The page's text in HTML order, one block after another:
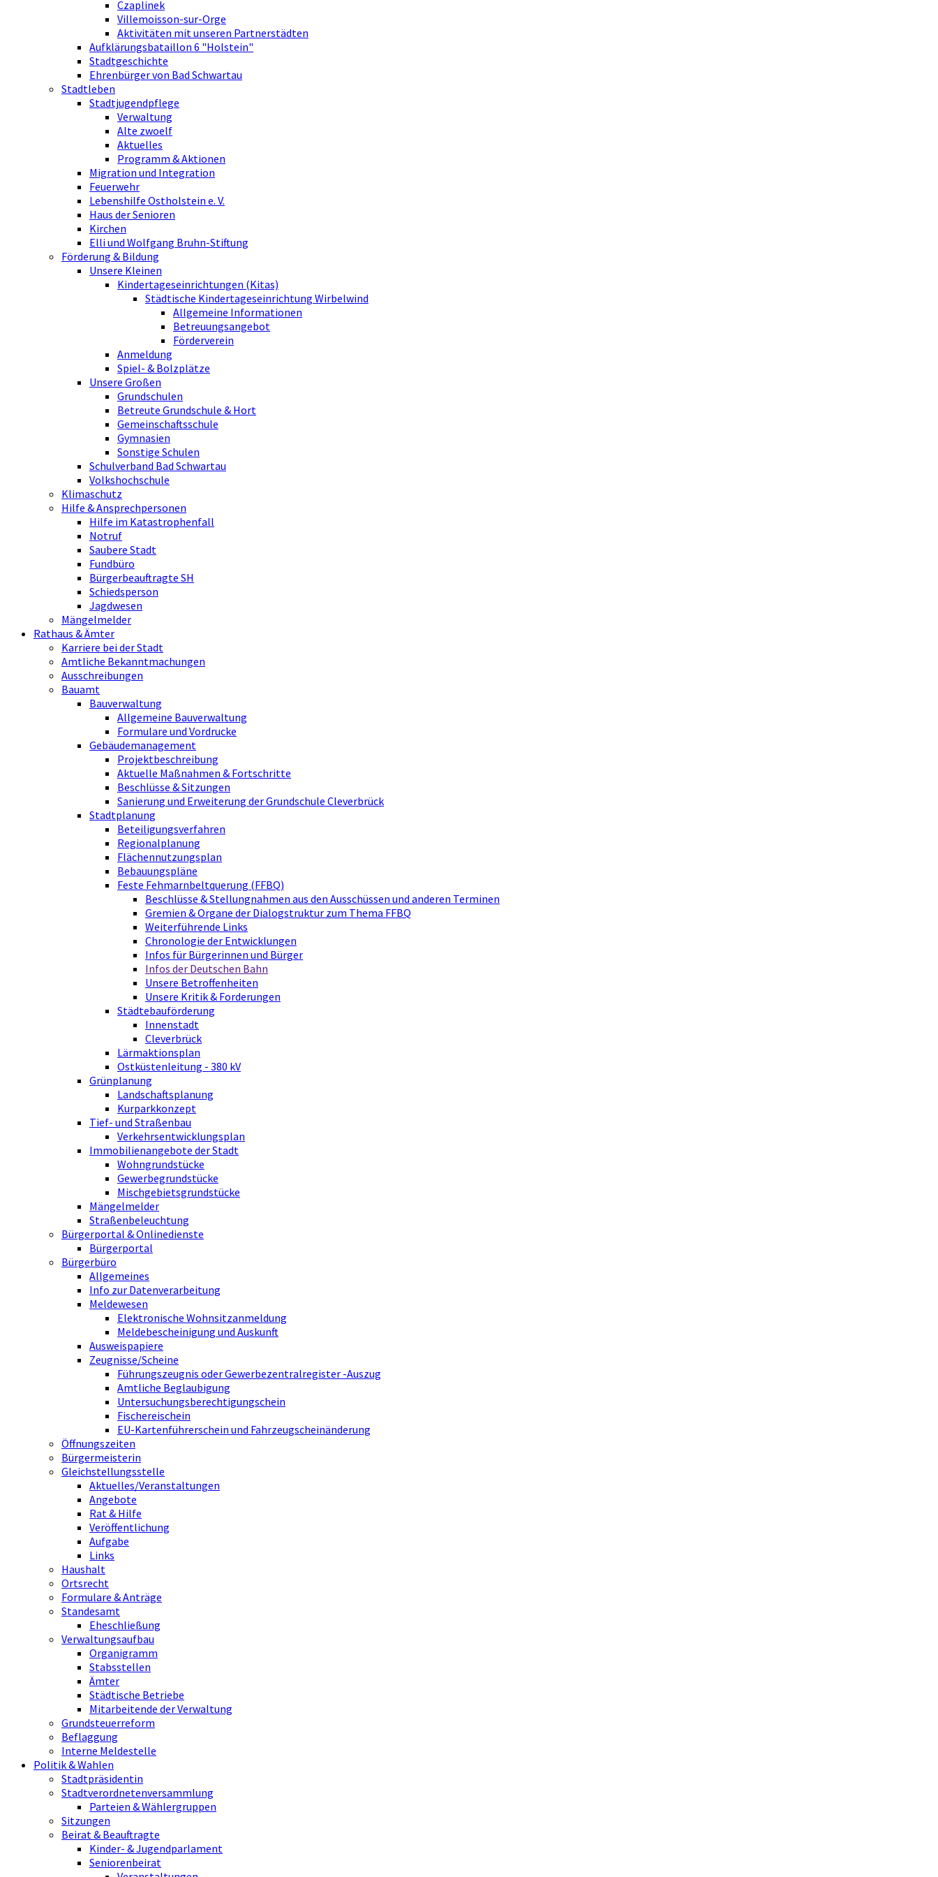
Czaplinek
Villemoisson-sur-Orge
Aktivitäten mit unseren Partnerstädten
Aufklärungsbataillon 6 "Holstein"
Stadtgeschichte
Ehrenbürger von Bad Schwartau
Stadtleben
Stadtjugendpflege
Verwaltung
Alte zwoelf
Aktuelles
Programm & Aktionen
Migration und Integration
Feuerwehr
Lebenshilfe Ostholstein e. V.
Haus der Senioren
Kirchen
Elli und Wolfgang Bruhn-Stiftung
Förderung & Bildung
Unsere Kleinen
Kindertageseinrichtungen (Kitas)
Städtische Kindertageseinrichtung Wirbelwind
Allgemeine Informationen
Betreuungsangebot
Förderverein
Anmeldung
Spiel- & Bolzplätze
Unsere Großen
Grundschulen
Betreute Grundschule & Hort
Gemeinschaftsschule
Gymnasien
Sonstige Schulen
Schulverband Bad Schwartau
Volkshochschule
Klimaschutz
Hilfe & Ansprechpersonen
Hilfe im Katastrophenfall
Notruf
Saubere Stadt
Fundbüro
Bürgerbeauftragte SH
Schiedsperson
Jagdwesen
Mängelmelder
Rathaus & Ämter
Karriere bei der Stadt
Amtliche Bekanntmachungen
Ausschreibungen
Bauamt
Bauverwaltung
Allgemeine Bauverwaltung
Formulare und Vordrucke
Gebäudemanagement
Projektbeschreibung
Aktuelle Maßnahmen & Fortschritte
Beschlüsse & Sitzungen
Sanierung und Erweiterung der Grundschule Cleverbrück
Stadtplanung
Beteiligungsverfahren
Regionalplanung
Flächennutzungsplan
Bebauungspläne
Feste Fehmarnbeltquerung (FFBQ)
Beschlüsse & Stellungnahmen aus den Ausschüssen und anderen Terminen
Gremien & Organe der Dialogstruktur zum Thema FFBQ
Weiterführende Links
Chronologie der Entwicklungen
Infos für Bürgerinnen und Bürger
Infos der Deutschen Bahn
Unsere Betroffenheiten
Unsere Kritik & Forderungen
Städtebauförderung
Innenstadt
Cleverbrück
Lärmaktionsplan
Ostküstenleitung - 380 kV
Grünplanung
Landschaftsplanung
Kurparkkonzept
Tief- und Straßenbau
Verkehrsentwicklungsplan
Immobilienangebote der Stadt
Wohngrundstücke
Gewerbegrundstücke
Mischgebietsgrundstücke
Mängelmelder
Straßenbeleuchtung
Bürgerportal & Onlinedienste
Bürgerportal
Bürgerbüro
Allgemeines
Info zur Datenverarbeitung
Meldewesen
Elektronische Wohnsitzanmeldung
Meldebescheinigung und Auskunft
Ausweispapiere
Zeugnisse/Scheine
Führungszeugnis oder Gewerbezentralregister -Auszug
Amtliche Beglaubigung
Untersuchungsberechtigungschein
Fischereischein
EU-Kartenführerschein und Fahrzeugscheinänderung
Öffnungszeiten
Bürgermeisterin
Gleichstellungsstelle
Aktuelles/Veranstaltungen
Angebote
Rat & Hilfe
Veröffentlichung
Aufgabe
Links
Haushalt
Ortsrecht
Formulare & Anträge
Standesamt
Eheschließung
Verwaltungsaufbau
Organigramm
Stabsstellen
Ämter
Städtische Betriebe
Mitarbeitende der Verwaltung
Grundsteuerreform
Beflaggung
Interne Meldestelle
Politik & Wahlen
Stadtpräsidentin
Stadtverordnetenversammlung
Parteien & Wählergruppen
Sitzungen
Beirat & Beauftragte
Kinder- & Jugendparlament
Seniorenbeirat